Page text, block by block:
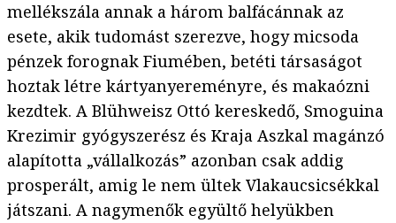
mellékszála annak a három balfácánnak az
esete, akik tudomást szerezve, hogy micsoda
pénzek forognak Fiumében, betéti társaságot
hoztak létre kártyanyereményre, és makaózni
kezdtek. A Blühweisz Ottó kereskedő, Smoguina
Krezimir gyógyszerész és Kraja Aszkal magánzó
alapította „vállalkozás” azonban csak addig
prosperált, amig le nem ültek Vlakaucsicsékkal
játszani. A nagymenők együltő helyükben